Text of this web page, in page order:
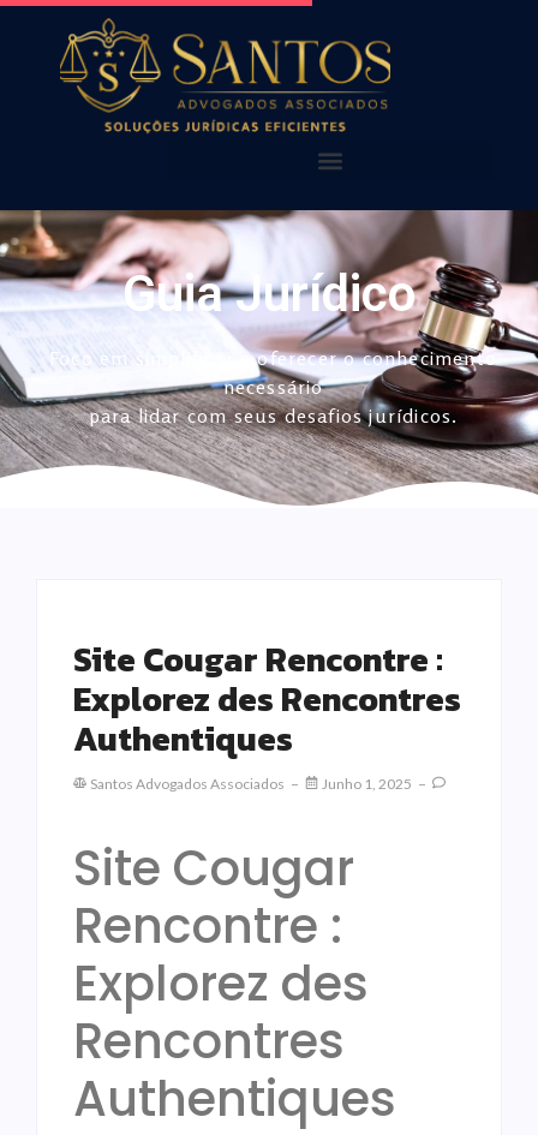
AQUI VOCÊ ENCONTRA!
NOSSAS PUBLICAÇÕES
Guia Jurídico
Foco em simplificar e oferecer o conhecimento
necessário
para lidar com seus desafios jurídicos.
Site Cougar Rencontre :
Explorez des Rencontres
Authentiques
Santos Advogados Associados Junho 1, 2025
Site Cougar
Rencontre :
Explorez des
Rencontres
Authentiques